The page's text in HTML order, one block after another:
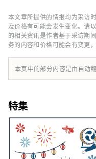
地区最大
它的历史
御堂。 战
艺、表演艺
索尔三一
建立旨在成
好时光。 名古屋雷索尔酒店 ～可以穿西装、运
动鞋的酒店～ 这家以“西装和运动
的都市美
味道，这
本文章所提供的情报均为采访
及价格有可能会发生变化。请
的相关资讯是作者基于采访期
务的内容和价格可能会有变更
本页中的部分内容是由自动
特集